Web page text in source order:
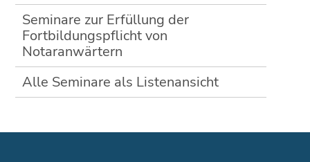
Seminare zur Erfüllung der
Fortbildungspflicht von
Notaranwärtern
Alle Seminare als Listenansicht